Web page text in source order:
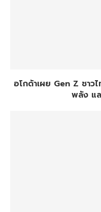
อโกด้าเผย Gen Z ชาว
พลัง แล